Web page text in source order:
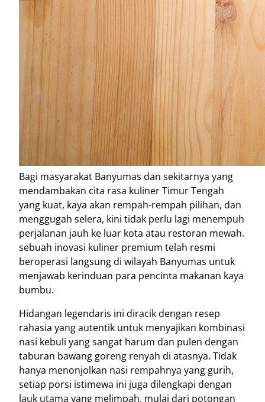
Bagi masyarakat Banyumas dan sekitarnya yang
mendambakan cita rasa kuliner Timur Tengah
yang kuat, kaya akan rempah-rempah pilihan, dan
menggugah selera, kini tidak perlu lagi menempuh
perjalanan jauh ke luar kota atau restoran mewah.
sebuah inovasi kuliner premium telah resmi
beroperasi langsung di wilayah Banyumas untuk
menjawab kerinduan para pencinta makanan kaya
bumbu.
Hidangan legendaris ini diracik dengan resep
rahasia yang autentik untuk menyajikan kombinasi
nasi kebuli yang sangat harum dan pulen dengan
taburan bawang goreng renyah di atasnya. Tidak
hanya menonjolkan nasi rempahnya yang gurih,
setiap porsi istimewa ini juga dilengkapi dengan
lauk utama yang melimpah, mulai dari potongan